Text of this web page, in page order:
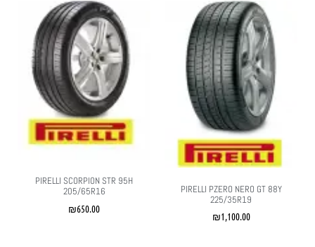
PIRELLI PZERO NERO GT 88Y
225/35R19
₪1,100.00
PIRELLI SCORPION STR 95H
205/65R16
₪650.00